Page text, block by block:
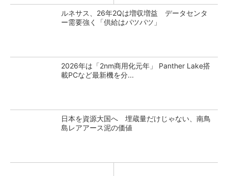
ルネサス、26年2Qは増収増益 データセンタ
ー需要強く「供給はパツパツ」
2026年は「2nm商用化元年」 Panther Lake搭
載PCなど最新機を分...
日本を資源大国へ 埋蔵量だけじゃない、南鳥
島レアアース泥の価値